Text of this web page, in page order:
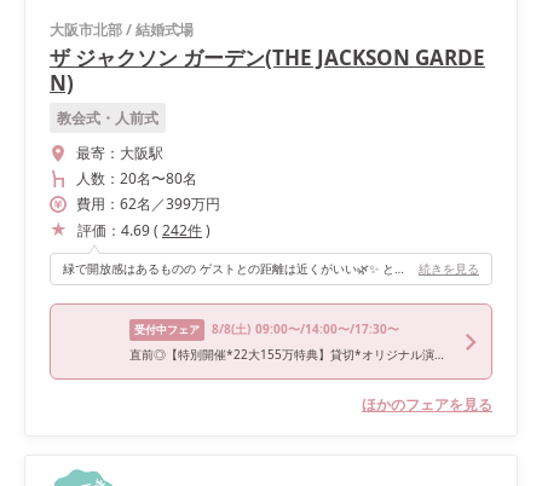
大阪市北部/結婚式場
ザ ジャクソン ガーデン(THE JACKSON GARDE
N)
教会式・人前式
最寄： 大阪駅
人数： 20名〜80名
費用： 62名 ／399万円
評価： 4.69( 242件)
緑で開放感はあるものの ゲストとの距離は近くがいい🌿✨ という方にはおすすめの式場だと思います！ また自由度が高く持ち込みなどの制限もないので オリジナリティのある式にしたい私のようなこだわり強めな花嫁様も嬉しいと思います♡ 続きを見る
受付中フェア 8/8(土) 09:00〜/14:00〜/17:30〜
直前◎【特別開催*22大155万特典】貸切*オリジナル演出＆4万試食
ほかのフェアを見る